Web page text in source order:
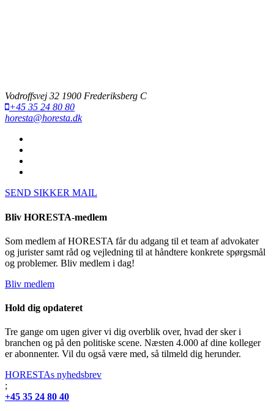
Vodroffsvej 32 1900 Frederiksberg C
+45 35 24 80 80
horesta@horesta.dk
SEND SIKKER MAIL
Bliv HORESTA-medlem
Som medlem af HORESTA får du adgang til et team af advokater
og jurister samt råd og vejledning til at håndtere konkrete spørgsmål
og problemer. Bliv medlem i dag!
Bliv medlem
Hold dig opdateret
Tre gange om ugen giver vi dig overblik over, hvad der sker i
branchen og på den politiske scene. Næsten 4.000 af dine kolleger
er abonnenter. Vil du også være med, så tilmeld dig herunder.
HORESTAs nyhedsbrev
;
+45 35 24 80 40